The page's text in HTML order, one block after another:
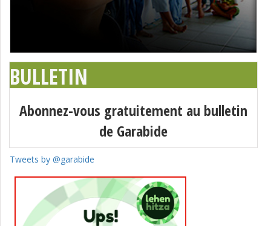
BULLETIN
Abonnez-vous gratuitement au bulletin
de Garabide
Tweets by @garabide